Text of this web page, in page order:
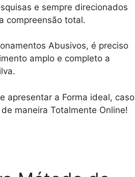
e sempre direcionados
compreensão total.
Abusivos, é preciso
amplo e completo a
apresentar a Forma ideal, caso
maneira Totalmente Online!